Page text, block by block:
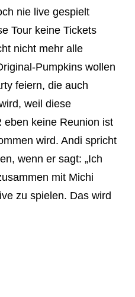
nie live gespielt
Tour keine Tickets
nicht mehr alle
Pumpkins wollen
feiern, die auch
weil diese
eben keine Reunion ist
wird. Andi spricht
wenn er sagt: „Ich
mit Michi
zu spielen. Das wird